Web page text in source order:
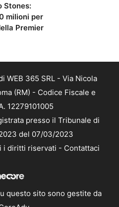
Stones:
milioni per
Premier
WEB 365 SRL - Via Nicola
(RM) - Codice Fiscale e
12279101005
presso il Tribunale di
del 07/03/2023
i diritti riservati - Contattaci
questo sito sono gestite da